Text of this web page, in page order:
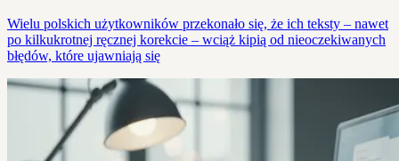
Wielu polskich użytkowników przekonało się, że ich teksty – nawet
po kilkukrotnej ręcznej korekcie – wciąż kipią od nieoczekiwanych
błędów, które ujawniają się